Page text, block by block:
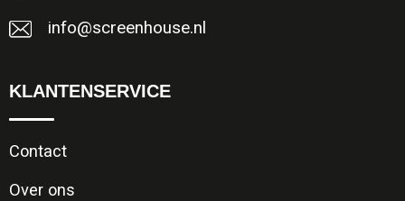
info@screenhouse.nl
KLANTENSERVICE
Contact
Over ons